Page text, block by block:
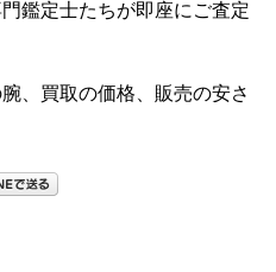
鑑定士たちが即座にご査定
、買取の価格、販売の安さ